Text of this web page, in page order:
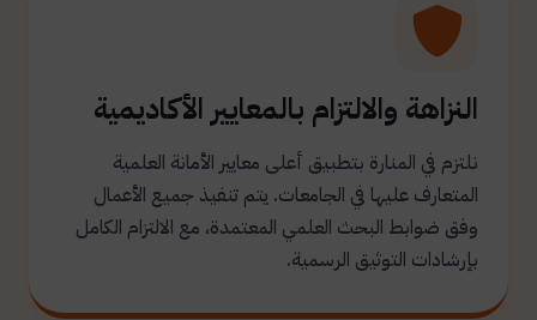
النزاهة والالتزام بالمعايير الأكاديمية
نلتزم في المنارة بتطبيق أعلى معايير الأمانة العلمية
المتعارف عليها في الجامعات. يتم تنفيذ جميع الأعمال
وفق ضوابط البحث العلمي المعتمدة، مع الالتزام الكامل
بإرشادات التوثيق الرسمية.